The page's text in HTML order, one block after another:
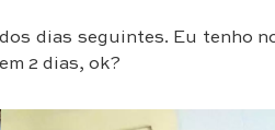
dias seguintes. Eu tenho
2 dias, ok?